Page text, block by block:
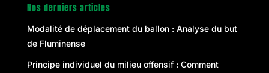
Nos derniers articles
Modalité de déplacement du ballon : Analyse du but
de Fluminense
Principe individuel du milieu offensif : Comment